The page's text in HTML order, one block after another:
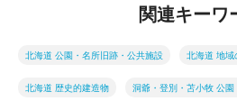
関連キーワ
北海道 公園・名所旧跡・公共施設 北海道 地域
北海道 歴史的建造物 洞爺・登別・苫小牧 公